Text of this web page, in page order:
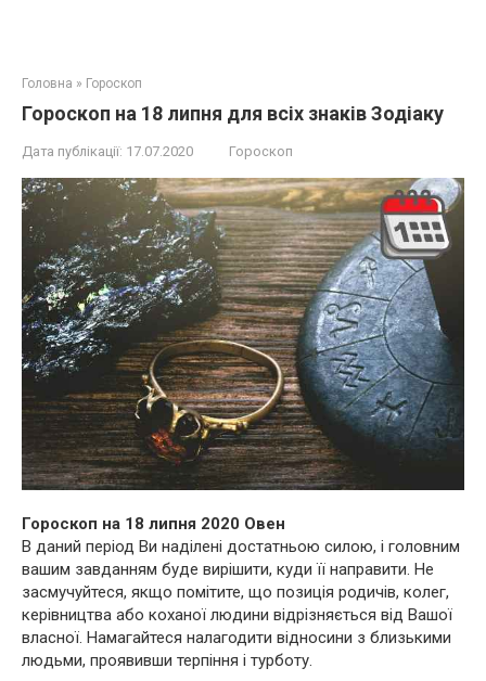
Головна » Гороскоп
Гороскоп на 18 липня для всіх знаків Зодіаку
Дата публікації: 17.07.2020 Гороскоп
Гороскоп на 18 липня 2020 Овен
В даний період Ви наділені достатньою силою, і головним
вашим завданням буде вирішити, куди її направити. Не
засмучуйтеся, якщо помітите, що позиція родичів, колег,
керівництва або коханої людини відрізняється від Вашої
власної. Намагайтеся налагодити відносини з близькими
людьми, проявивши терпіння і турботу.